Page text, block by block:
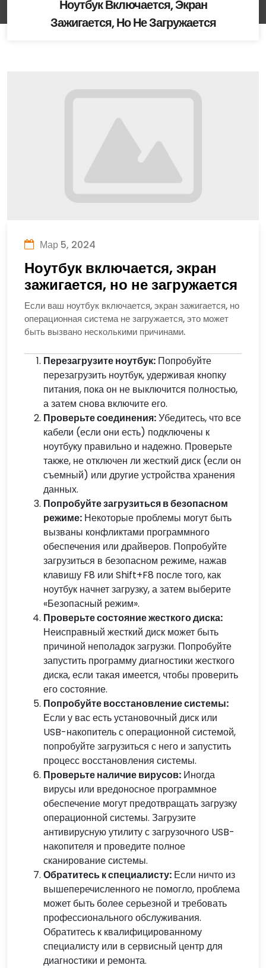
Ноутбук Включается, Экран
Зажигается, Но Не Загружается
Мар 5, 2024
Ноутбук включается, экран
зажигается, но не загружается
Если ваш ноутбук включается, экран зажигается, но
операционная система не загружается, это может
быть вызвано несколькими причинами.
Перезагрузите ноутбук:Попробуйте
перезагрузить ноутбук, удерживая кнопку
питания, пока он не выключится полностью,
а затем снова включите его.
Проверьте соединения:Убедитесь, что все
кабели (если они есть) подключены к
ноутбуку правильно и надежно. Проверьте
также, не отключен ли жесткий диск (если он
съемный) или другие устройства хранения
данных.
Попробуйте загрузиться в безопасном
режиме:Некоторые проблемы могут быть
вызваны конфликтами программного
обеспечения или драйверов. Попробуйте
загрузиться в безопасном режиме, нажав
клавишу F8 или Shift+F8 после того, как
ноутбук начнет загрузку, а затем выберите
«Безопасный режим».
Проверьте состояние жесткого диска:
Неисправный жесткий диск может быть
причиной неполадок загрузки. Попробуйте
запустить программу диагностики жесткого
диска, если такая имеется, чтобы проверить
его состояние.
Попробуйте восстановление системы:
Если у вас есть установочный диск или
USB-накопитель с операционной системой,
попробуйте загрузиться с него и запустить
процесс восстановления системы.
Проверьте наличие вирусов:Иногда
вирусы или вредоносное программное
обеспечение могут предотвращать загрузку
операционной системы. Загрузите
антивирусную утилиту с загрузочного USB-
накопителя и проведите полное
сканирование системы.
Обратитесь к специалисту:Если ничто из
вышеперечисленного не помогло, проблема
может быть более серьезной и требовать
профессионального обслуживания.
Обратитесь к квалифицированному
специалисту или в сервисный центр для
диагностики и ремонта.